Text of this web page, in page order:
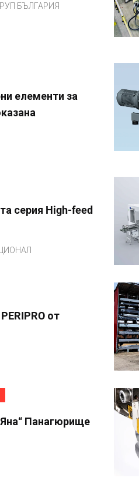
БЪЛГАРИЯ
елементи за
серия High-feed
от
Панагюрище